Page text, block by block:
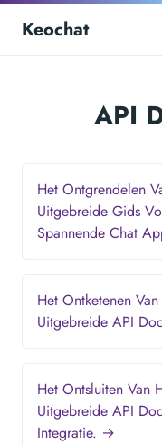
Keochat
API
Het Ontgrendelen
Uitgebreide Gids
Spannende Chat
Het Ontketenen
Uitgebreide API
Het Ontsluiten Van
Uitgebreide API
Integratie. →